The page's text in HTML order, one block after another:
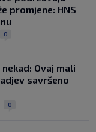
promjene: HNS
0
Ovaj mali
savršeno
0